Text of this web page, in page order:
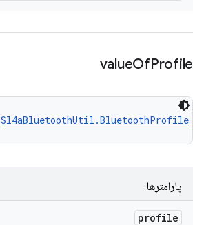
valueOfProfile
Sl4aBluetoothUtil.BluetoothProfile
پارامترها
profile